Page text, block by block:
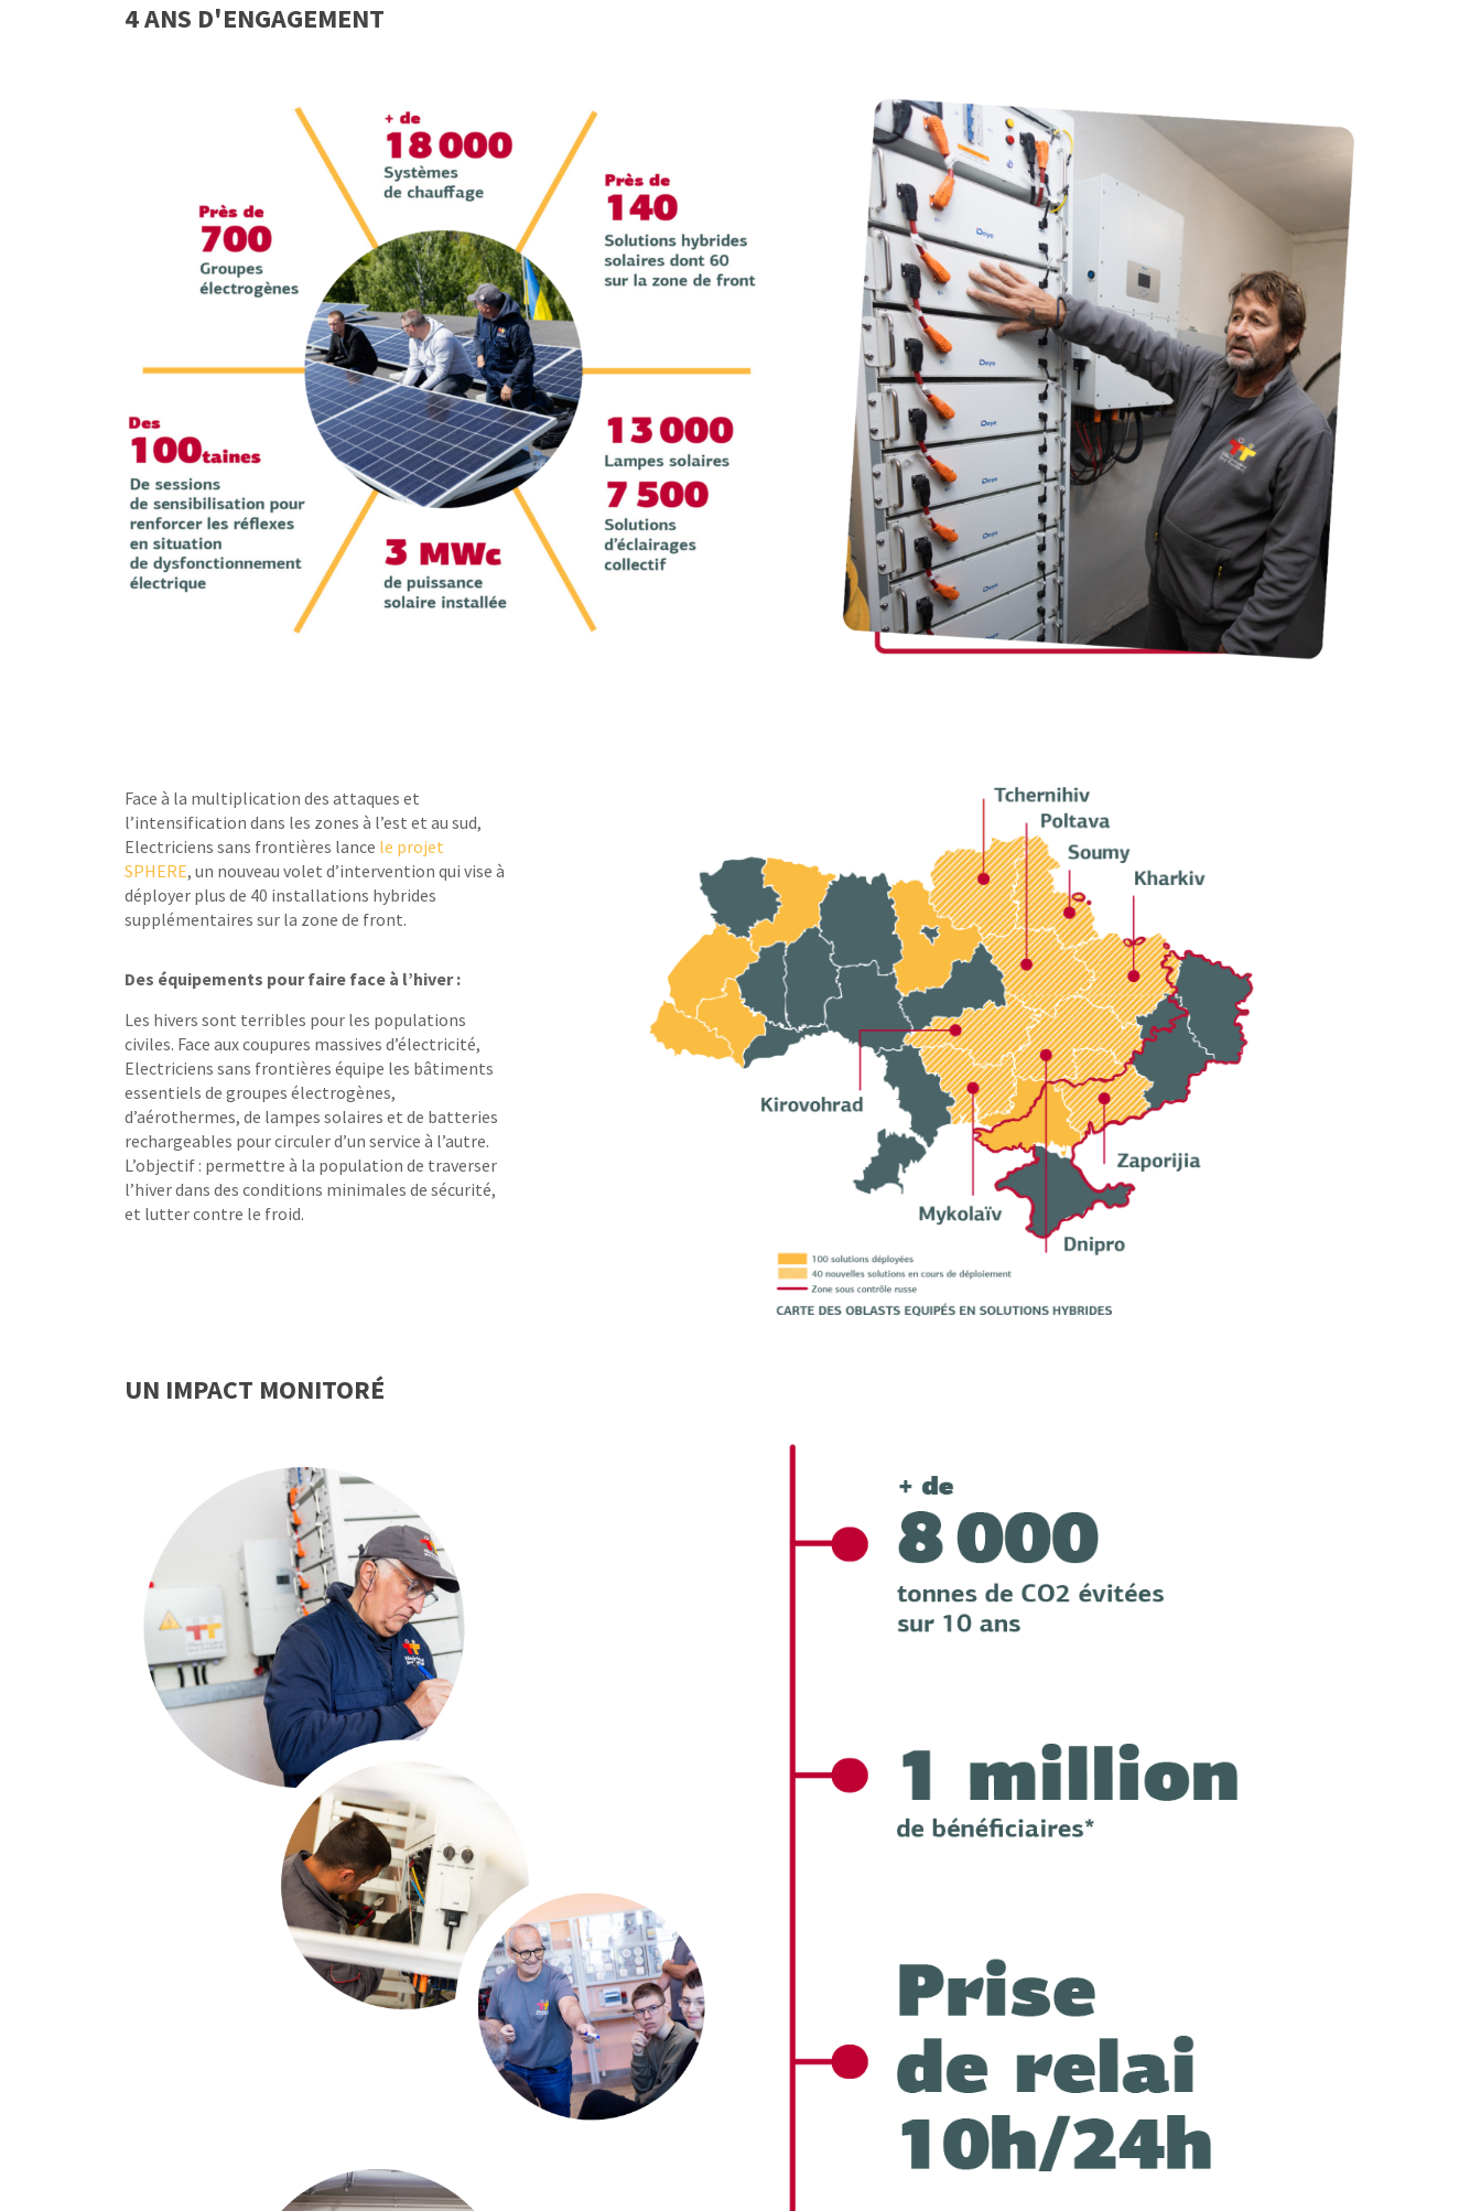
4 ANS D'ENGAGEMENT
Face à la multiplication des attaques et
l’intensification dans les zones à l’est et au sud,
Electriciens sans frontières lance le projet
SPHERE, un nouveau volet d’intervention qui vise à
déployer plus de 40 installations hybrides
supplémentaires sur la zone de front.
Des équipements pour faire face à l’hiver :
Les hivers sont terribles pour les populations
civiles. Face aux coupures massives d’électricité,
Electriciens sans frontières équipe les bâtiments
essentiels de groupes électrogènes,
d’aérothermes, de lampes solaires et de batteries
rechargeables pour circuler d’un service à l’autre.
L’objectif : permettre à la population de traverser
l’hiver dans des conditions minimales de sécurité,
et lutter contre le froid.
UN IMPACT MONITORÉ